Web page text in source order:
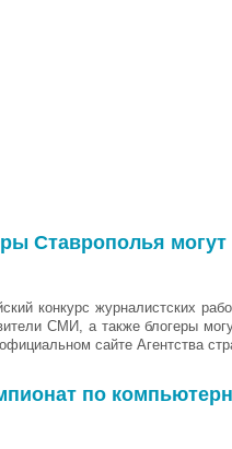
Ставрополья могут
конкурс журналистских
СМИ, а также блогеры
сайте Агентства
по